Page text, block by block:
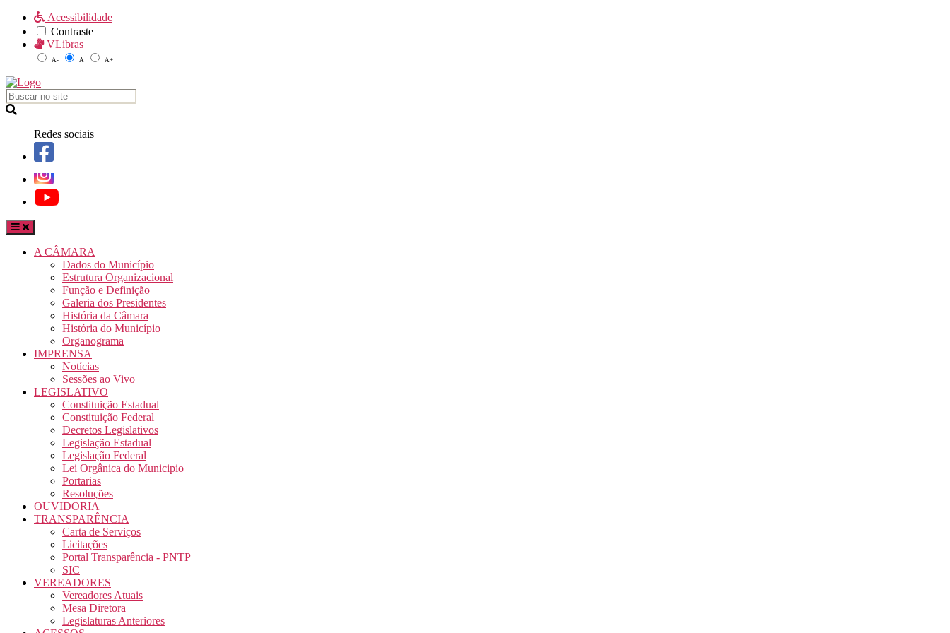
Acessibilidade
Contraste
VLibras
A- A A+
Redes sociais
A CÂMARA
Dados do Município
Estrutura Organizacional
Função e Definição
Galeria dos Presidentes
História da Câmara
História do Município
Organograma
IMPRENSA
Notícias
Sessões ao Vivo
LEGISLATIVO
Constituição Estadual
Constituição Federal
Decretos Legislativos
Legislação Estadual
Legislação Federal
Lei Orgânica do Municipio
Portarias
Resoluções
OUVIDORIA
TRANSPARÊNCIA
Carta de Serviços
Licitações
Portal Transparência - PNTP
SIC
VEREADORES
Vereadores Atuais
Mesa Diretora
Legislaturas Anteriores